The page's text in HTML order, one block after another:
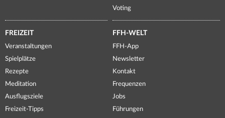
Voting
FREIZEIT
Veranstaltungen
Spielplätze
Rezepte
Meditation
Ausflugsziele
Freizeit-Tipps
FFH-WELT
FFH-App
Newsletter
Kontakt
Frequenzen
Jobs
Führungen